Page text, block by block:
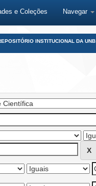
e Coleções Navegar
INSTITUCIONAL DA UNB